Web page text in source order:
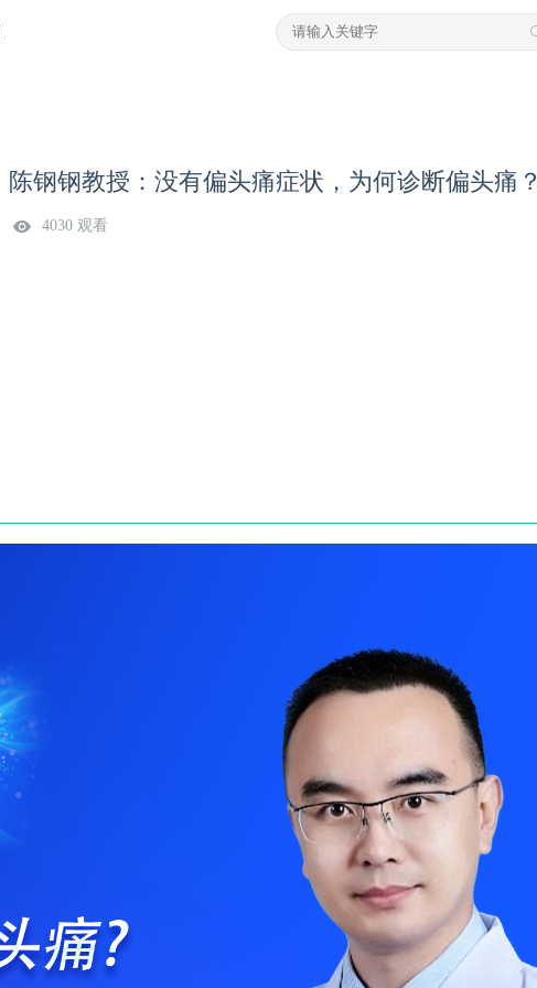
陈钢钢教授：没有偏头痛症状，为何诊断偏头痛？
4030 观看